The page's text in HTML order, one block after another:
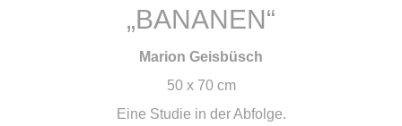
„BANANEN“
Marion Geisbüsch
50 x 70 cm
Eine Studie in der Abfolge.